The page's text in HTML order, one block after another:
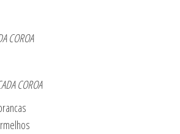
COROA
COROA